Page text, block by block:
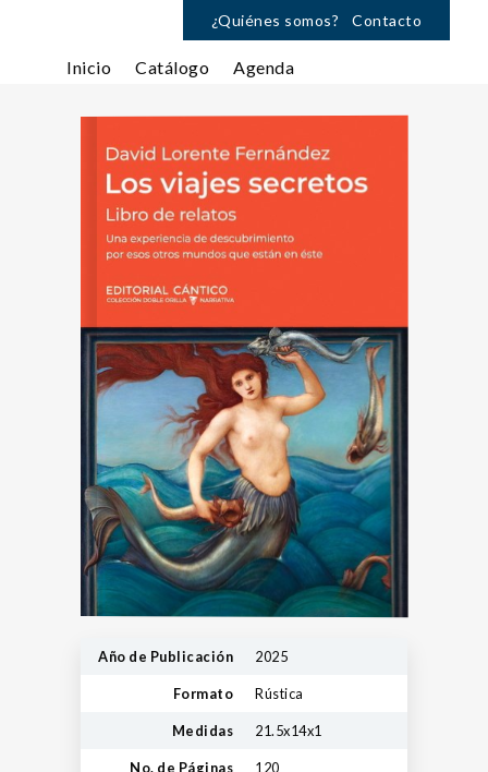
¿Quiénes somos? Contacto
Inicio Catálogo Agenda
Año de Publicación 2025
Formato Rústica
Medidas 21.5x14x1
No. de Páginas 120